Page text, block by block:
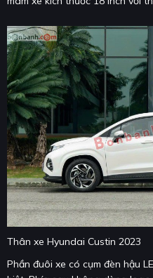
Thân xe Hyundai Custin 2023
Phần đuôi xe có cụm đèn hậu